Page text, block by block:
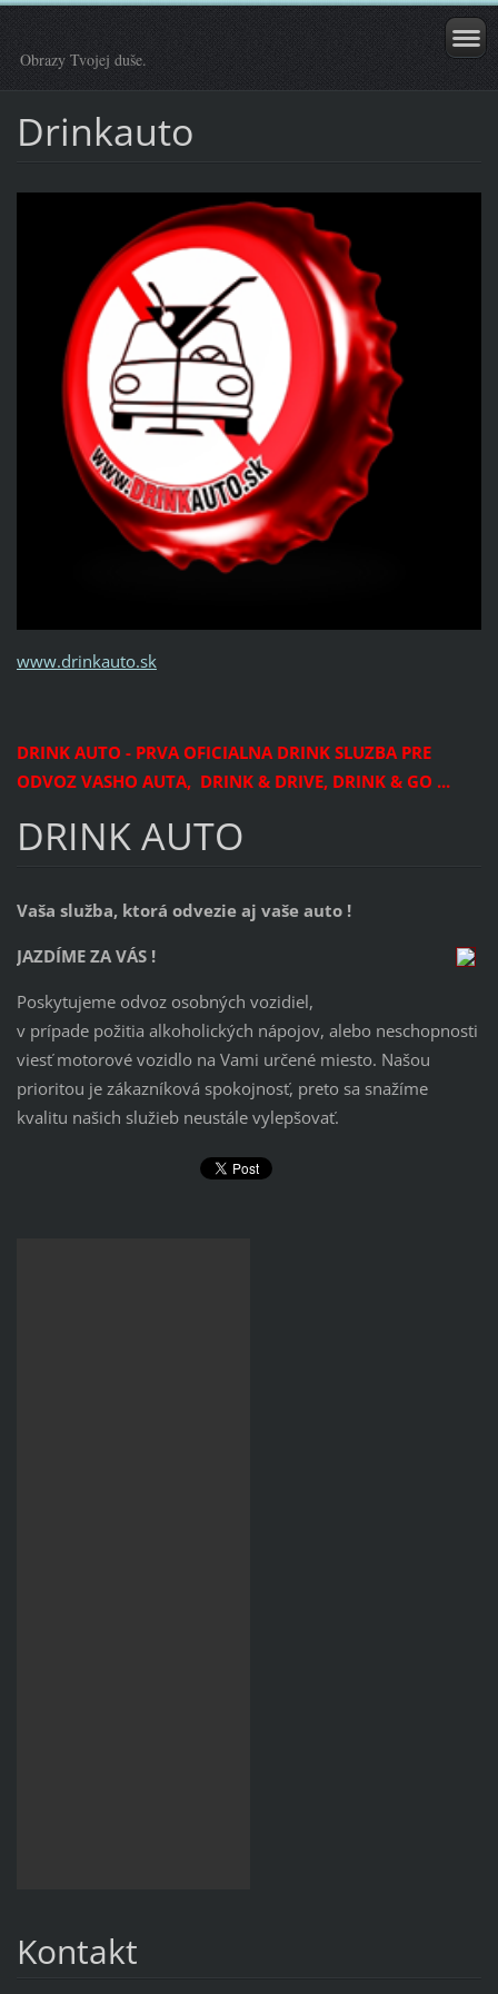
Obrazy Tvojej duše.
Drinkauto
www.drinkauto.sk
DRINK AUTO - PRVA OFICIALNA DRINK SLUZBA PRE
ODVOZ VASHO AUTA, DRINK & DRIVE, DRINK & GO ...
DRINK AUTO
Vaša služba, ktorá odvezie aj vaše auto !
JAZDÍME ZA VÁS !
Poskytujeme odvoz osobných vozidiel,
v prípade požitia alkoholických nápojov, alebo neschopnosti
viesť motorové vozidlo na Vami určené miesto. Našou
prioritou je zákazníková spokojnosť, preto sa snažíme
kvalitu našich služieb neustále vylepšovať.
Kontakt